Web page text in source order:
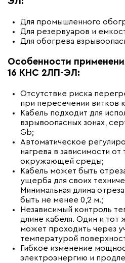
Для промышленного
Для резервуаров и
Для обогрева
Особенности
16 КНС 2ЛП-ЭЛ:
Отсутствие риска
при пересечении витков
Кабель подходит для
взрывоопасных зонах,
Gb;
Автоматическое
нагрева в зависимости
окружающей среды;
Кабель может быть
ущерба для своих
Минимальная длина
быть не менее 0,2 м.;
Независимый контроль
длине кабеля. Один и тот
может проходить через
температурой
Гибкое изменение
электроэнергию и